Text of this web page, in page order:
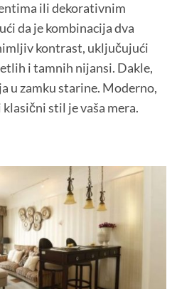
ili dekorativnim
da je kombinacija dva
kontrast, uključujući
i tamnih nijansi. Dakle,
u zamku starine. Moderno,
stil je vaša mera.